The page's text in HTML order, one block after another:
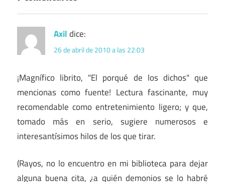
Axildice:
26 de abril de 2010 a las 22:03
¡Magnífico librito, "El porqué de los dichos" que
mencionas como fuente! Lectura fascinante, muy
recomendable como entretenimiento ligero; y que,
tomado más en serio, sugiere numerosos e
interesantísimos hilos de los que tirar.
(Rayos, no lo encuentro en mi biblioteca para dejar
alguna buena cita, ¿a quién demonios se lo habré